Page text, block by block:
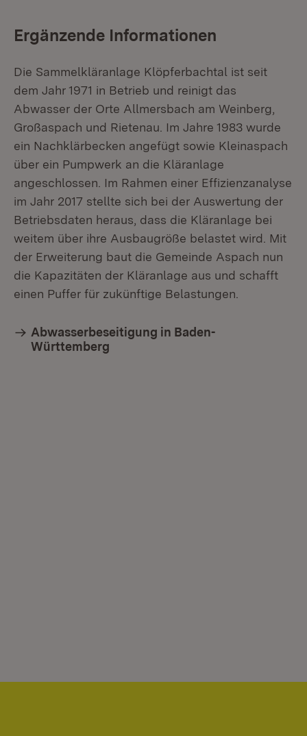
Ergänzende Informationen
Die Sammelkläranlage Klöpferbachtal ist seit
dem Jahr 1971 in Betrieb und reinigt das
Abwasser der Orte Allmersbach am Weinberg,
Großaspach und Rietenau. Im Jahre 1983 wurde
ein Nachklärbecken angefügt sowie Kleinaspach
über ein Pumpwerk an die Kläranlage
angeschlossen. Im Rahmen einer Effizienzanalyse
im Jahr 2017 stellte sich bei der Auswertung der
Betriebsdaten heraus, dass die Kläranlage bei
weitem über ihre Ausbaugröße belastet wird. Mit
der Erweiterung baut die Gemeinde Aspach nun
die Kapazitäten der Kläranlage aus und schafft
einen Puffer für zukünftige Belastungen.
Abwasserbeseitigung in Baden-
Württemberg